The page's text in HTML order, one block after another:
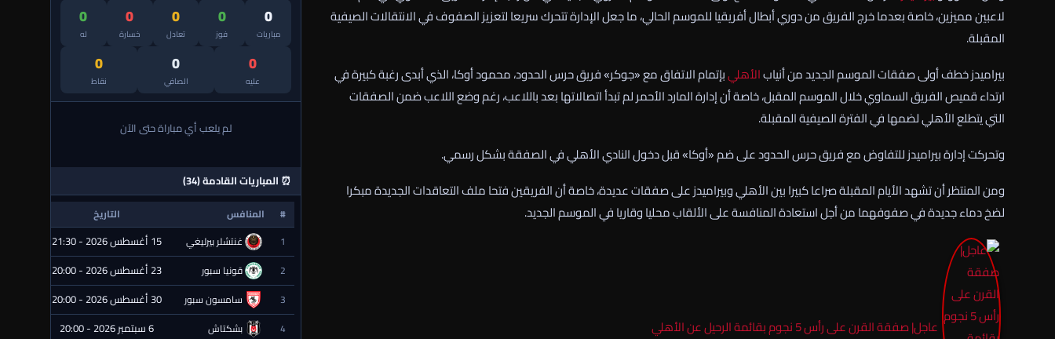
لاعبين مميزين، خاصة بعدما خرج الفريق من دوري أبطال أفريقيا للموسم الحالي، ما جعل الإدارة تتحرك سريعا لتعزيز الصفوف في الانتقالات الصيفية
المقبلة.
بيراميدز خطف أولى صفقات الموسم الجديد من أنيابالأهليبإتمام الاتفاق مع «جوكر» فريق حرس الحدود، محمود أوكا، الذي أبدى رغبة كبيرة في
ارتداء قميص الفريق السماوي خلال الموسم المقبل، خاصة أن إدارة المارد الأحمر لم تبدأ اتصالاتها بعد باللاعب، رغم وضع اللاعب ضمن الصفقات
التي يتطلع الأهلي لضمها في الفترة الصيفية المقبلة.
وتحركت إدارة بيراميدز للتفاوض مع فريق حرس الحدود على ضم «أوكا» قبل دخول النادي الأهلي في الصفقة بشكل رسمي.
ومن المنتظر أن تشهد الأيام المقبلة صراعا كبيرا بين الأهلي وبيراميدز على صفقات عديدة، خاصة أن الفريقين فتحا ملف التعاقدات الجديدة مبكرا
لضخ دماء جديدة في صفوفهما من أجل استعادة المنافسة على الألقاب محليا وقاريا في الموسم الجديد.
عاجل| صفقة القرن على رأس 5 نجوم بقائمة الرحيل عن الأهلي
0
مباريات
0
فوز
0
تعادل
0
خسارة
0
له
0
عليه
0
الصافي
0
نقاط
لم يلعب أي مباراة حتى الآن
⏰ المباريات القادمة (34)
# المنافس التاريخ
1
غنتشلر بيرليغي 15 أغسطس 2026 - 21:30
2 قونيا سبور 23 أغسطس 2026 - 20:00
3 سامسون سبور 30 أغسطس 2026 - 20:00
4 بشكتاش 6 سبتمبر 2026 - 20:00